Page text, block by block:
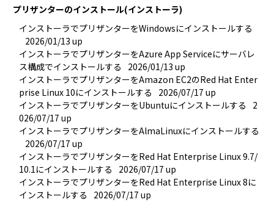
プリザンターのインストール(インストーラ)
インストーラでプリザンターをWindowsにインストールする
2026/01/13 up
インストーラでプリザンターをAzure App Serviceにサーバレ
ス構成でインストールする
2026/01/13 up
インストーラでプリザンターをAmazon EC2のRed Hat Enter
prise Linux 10にインストールする
2026/07/17 up
インストーラでプリザンターをUbuntuにインストールする
2
026/07/17 up
インストーラでプリザンターをAlmaLinuxにインストールする
2026/07/17 up
インストーラでプリザンターをRed Hat Enterprise Linux 9.7/
10.1にインストールする
2026/07/17 up
インストーラでプリザンターをRed Hat Enterprise Linux 8に
インストールする
2026/07/17 up